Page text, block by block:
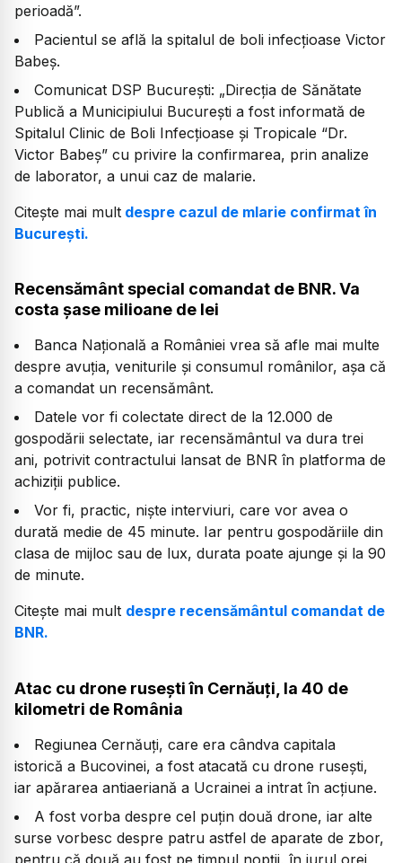
perioadă”.
Pacientul se află la spitalul de boli infecțioase Victor
Babeș.
Comunicat DSP București: „Direcția de Sănătate
Publică a Municipiului București a fost informată de
Spitalul Clinic de Boli Infecțioase și Tropicale “Dr.
Victor Babeș” cu privire la confirmarea, prin analize
de laborator, a unui caz de malarie.
Citește mai mult despre cazul de mlarie confirmat în
București.
Recensământ special comandat de BNR. Va
costa șase milioane de lei
Banca Națională a României vrea să afle mai multe
despre avuția, veniturile și consumul românilor, așa că
a comandat un recensământ.
Datele vor fi colectate direct de la 12.000 de
gospodării selectate, iar recensământul va dura trei
ani, potrivit contractului lansat de BNR în platforma de
achiziții publice.
Vor fi, practic, niște interviuri, care vor avea o
durată medie de 45 minute. Iar pentru gospodăriile din
clasa de mijloc sau de lux, durata poate ajunge și la 90
de minute.
Citește mai mult despre recensământul comandat de
BNR.
Atac cu drone rusești în Cernăuți, la 40 de
kilometri de România
Regiunea Cernăuți, care era cândva capitala
istorică a Bucovinei, a fost atacată cu drone rusești,
iar apărarea antiaeriană a Ucrainei a intrat în acțiune.
A fost vorba despre cel puțin două drone, iar alte
surse vorbesc despre patru astfel de aparate de zbor,
pentru că două au fost pe timpul nopții, în jurul orei